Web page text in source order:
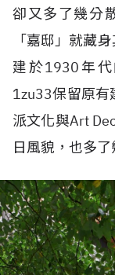
卻又多了幾分
「嘉邸」就藏
建於1930年
1zu33保留原有
派文化與Art
日風貌，也多